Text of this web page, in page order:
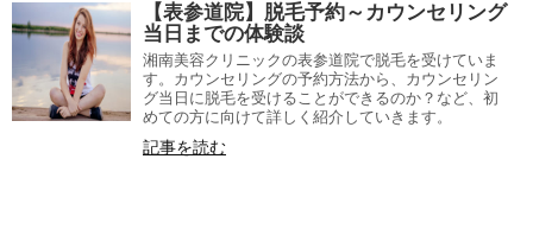
【表参道院】脱毛予約～カウンセリング
当日までの体験談
湘南美容クリニックの表参道院で脱毛を受けていま
す。カウンセリングの予約方法から、カウンセリン
グ当日に脱毛を受けることができるのか？など、初
めての方に向けて詳しく紹介していきます。
記事を読む